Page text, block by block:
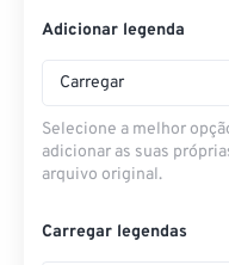
Adicionar legenda
Carregar
Selecione a melhor
adicionar as suas
arquivo original.
Carregar legendas